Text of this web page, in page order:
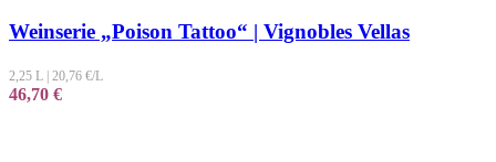
Weinserie „Poison Tattoo“ | Vignobles Vellas
2,25 L 20,76 €/L
46,70 €